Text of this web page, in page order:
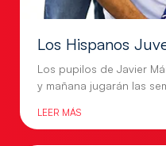
Los Hispanos
Los pupilos de Javier
y mañana jugarán las
LEER MÁS